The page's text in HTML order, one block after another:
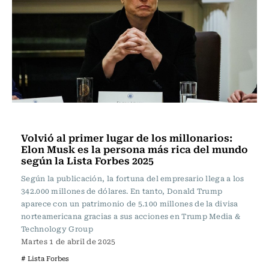
Volvió al primer lugar de los millonarios:
Elon Musk es la persona más rica del mundo
según la Lista Forbes 2025
Según la publicación, la fortuna del empresario llega a los
342.000 millones de dólares. En tanto, Donald Trump
aparece con un patrimonio de 5.100 millones de la divisa
norteamericana gracias a sus acciones en Trump Media &
Technology Group
Martes 1 de abril de 2025
# Lista Forbes